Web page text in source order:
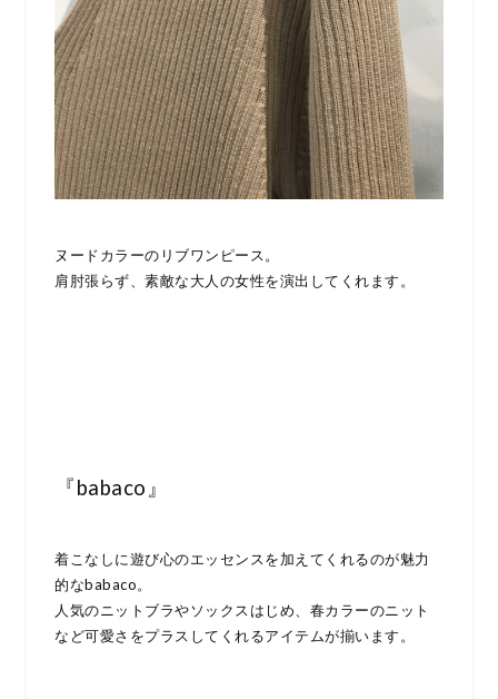
ヌードカラーのリブワンピース。
肩肘張らず、素敵な大人の女性を演出してくれます。
『babaco』
着こなしに遊び心のエッセンスを加えてくれるのが魅力
的なbabaco。
人気のニットブラやソックスはじめ、春カラーのニット
など可愛さをプラスしてくれるアイテムが揃います。